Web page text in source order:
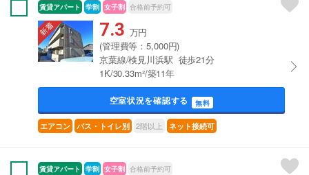
賃貸アパート 学割 女子割 合格前予約可
7.3 万円
(管理費等：5,000円)
京葉線/検見川浜駅 徒歩21分
1K/30.33m²/築11年
空室状況を確認する 無料
エアコン バス・トイレ別 2階以上 ネット接続可
賃貸アパート 学割 女子割 合格前予約可